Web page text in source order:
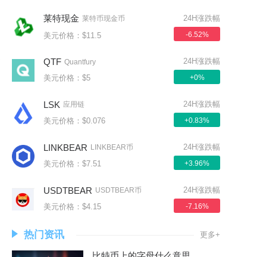
莱特现金 莱特币现金币
美元价格：$11.5
24H涨跌幅
-6.52%
QTF Quantfury
美元价格：$5
24H涨跌幅
+0%
LSK 应用链
美元价格：$0.076
24H涨跌幅
+0.83%
LINKBEAR LINKBEAR币
美元价格：$7.51
24H涨跌幅
+3.96%
USDTBEAR USDTBEAR币
美元价格：$4.15
24H涨跌幅
-7.16%
热门资讯 更多+